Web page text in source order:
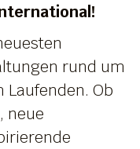
rund um
Laufenden. Ob
neue